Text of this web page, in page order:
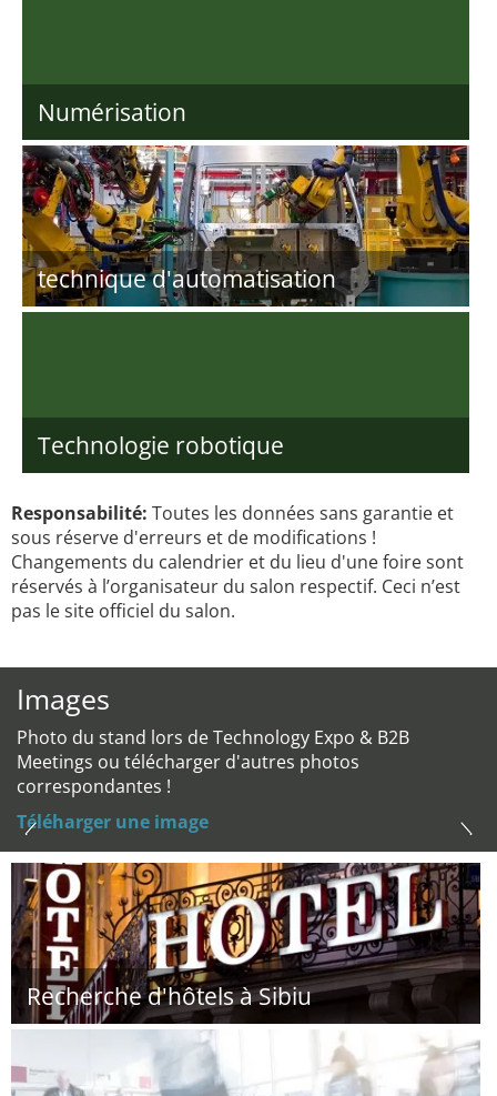
Numérisation
technique d'automatisation
Technologie robotique
Responsabilité: Toutes les données sans garantie et
sous réserve d'erreurs et de modifications !
Changements du calendrier et du lieu d'une foire sont
réservés à l’organisateur du salon respectif. Ceci n’est
pas le site officiel du salon.
Images
Photo du stand lors de Technology Expo & B2B
Meetings ou télécharger d'autres photos
correspondantes !
Téléharger une image
Recherche d'hôtels à Sibiu